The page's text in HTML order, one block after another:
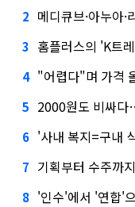
2 메디큐브·아누아
3 홈플러스의 'K트
4 "어렵다"며 가격
5 2000원도 비싸다…
6 '사내 복지=구내
7 기획부터 수주까
8 '인수'에서 '연합'